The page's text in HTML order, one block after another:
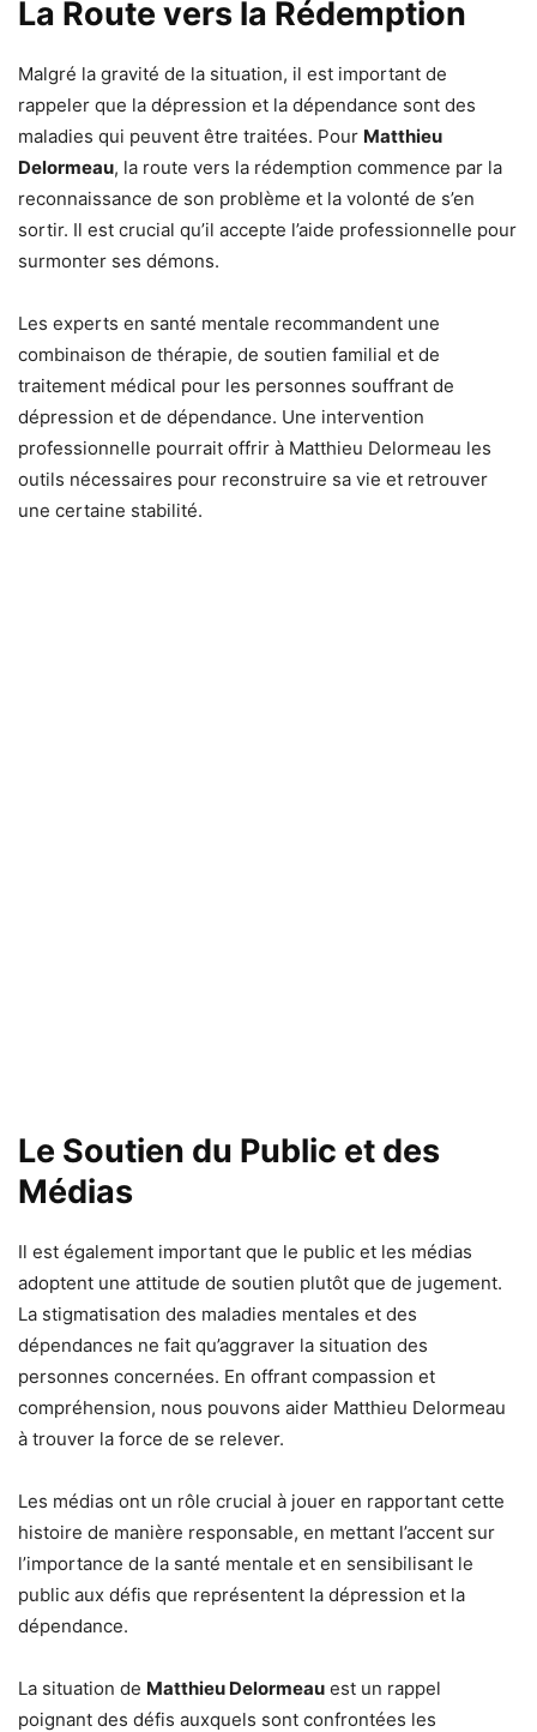
La Route vers la Rédemption
Malgré la gravité de la situation, il est important de
rappeler que la dépression et la dépendance sont des
maladies qui peuvent être traitées. Pour Matthieu
Delormeau, la route vers la rédemption commence par la
reconnaissance de son problème et la volonté de s’en
sortir. Il est crucial qu’il accepte l’aide professionnelle pour
surmonter ses démons.
Les experts en santé mentale recommandent une
combinaison de thérapie, de soutien familial et de
traitement médical pour les personnes souffrant de
dépression et de dépendance. Une intervention
professionnelle pourrait offrir à Matthieu Delormeau les
outils nécessaires pour reconstruire sa vie et retrouver
une certaine stabilité.
Le Soutien du Public et des
Médias
Il est également important que le public et les médias
adoptent une attitude de soutien plutôt que de jugement.
La stigmatisation des maladies mentales et des
dépendances ne fait qu’aggraver la situation des
personnes concernées. En offrant compassion et
compréhension, nous pouvons aider Matthieu Delormeau
à trouver la force de se relever.
Les médias ont un rôle crucial à jouer en rapportant cette
histoire de manière responsable, en mettant l’accent sur
l’importance de la santé mentale et en sensibilisant le
public aux défis que représentent la dépression et la
dépendance.
La situation de Matthieu Delormeau est un rappel
poignant des défis auxquels sont confrontées les